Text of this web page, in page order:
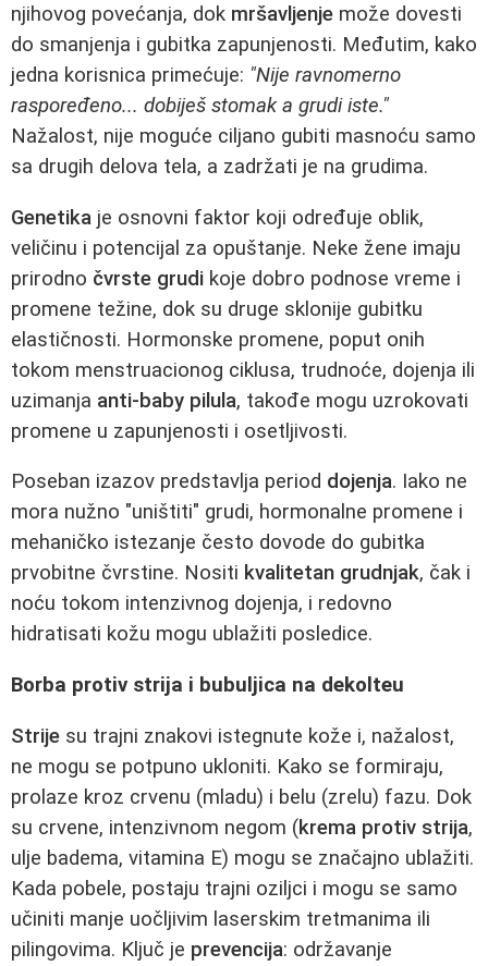
njihovog povećanja, dok mršavljenje može dovesti
do smanjenja i gubitka zapunjenosti. Međutim, kako
jedna korisnica primećuje: "Nije ravnomerno
raspoređeno... dobiješ stomak a grudi iste."
Nažalost, nije moguće ciljano gubiti masnoću samo
sa drugih delova tela, a zadržati je na grudima.
Genetika je osnovni faktor koji određuje oblik,
veličinu i potencijal za opuštanje. Neke žene imaju
prirodno čvrste grudi koje dobro podnose vreme i
promene težine, dok su druge sklonije gubitku
elastičnosti. Hormonske promene, poput onih
tokom menstruacionog ciklusa, trudnoće, dojenja ili
uzimanja anti-baby pilula, takođe mogu uzrokovati
promene u zapunjenosti i osetljivosti.
Poseban izazov predstavlja period dojenja. Iako ne
mora nužno "uništiti" grudi, hormonalne promene i
mehaničko istezanje često dovode do gubitka
prvobitne čvrstine. Nositi kvalitetan grudnjak, čak i
noću tokom intenzivnog dojenja, i redovno
hidratisati kožu mogu ublažiti posledice.
Borba protiv strija i bubuljica na dekolteu
Strije su trajni znakovi istegnute kože i, nažalost,
ne mogu se potpuno ukloniti. Kako se formiraju,
prolaze kroz crvenu (mladu) i belu (zrelu) fazu. Dok
su crvene, intenzivnom negom (krema protiv strija,
ulje badema, vitamina E) mogu se značajno ublažiti.
Kada pobele, postaju trajni oziljci i mogu se samo
učiniti manje uočljivim laserskim tretmanima ili
pilingovima. Ključ je prevencija: održavanje